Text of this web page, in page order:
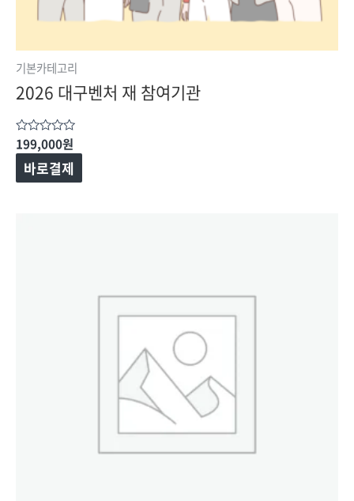
기본카테고리
2026 대구벤처 재 참여기관
5
중에서
로
평가됨
199,000원
바로결제